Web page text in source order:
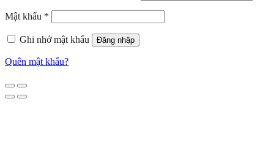
Mật khẩu *
Ghi nhớ mật khẩu Đăng nhập
Quên mật khẩu?